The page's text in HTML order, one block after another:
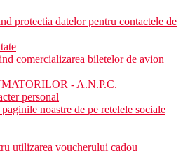
sportiva, fitness, volei pe plaja, 1
de masa si tenis (iluminat contra
pe plaja, scufundari
pentru copii.
protectia datelor pentru contactele de
comercializarea biletelor de avion
- A.N.P.C.
personal
noastre de pe retelele sociale
utilizarea voucherului cadou